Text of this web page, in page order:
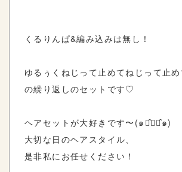
くるりんぱ&編み込みは無し！
ゆるぅくねじって止めてねじって止め
の繰り返しのセットです♡
ヘアセットが大好きです〜(๑･̑◡･̑๑)
大切な日のヘアスタイル、
是非私にお任せください！